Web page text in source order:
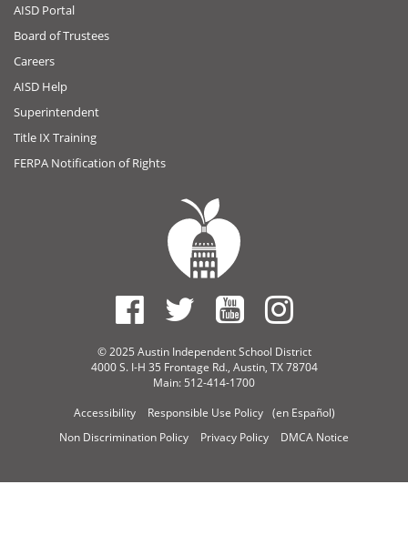
AISD Portal
Board of Trustees
Careers
AISD Help
Superintendent
Title IX Training
FERPA Notification of Rights
© 2025 Austin Independent School District
4000 S. I-H 35 Frontage Rd., Austin, TX 78704
Main: 512-414-1700
Accessibility
Responsible Use Policy
(en Español)
Non Discrimination Policy
Privacy Policy DMCA Notice